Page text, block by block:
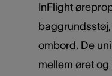
InFlight
ombord. De
mellem øret